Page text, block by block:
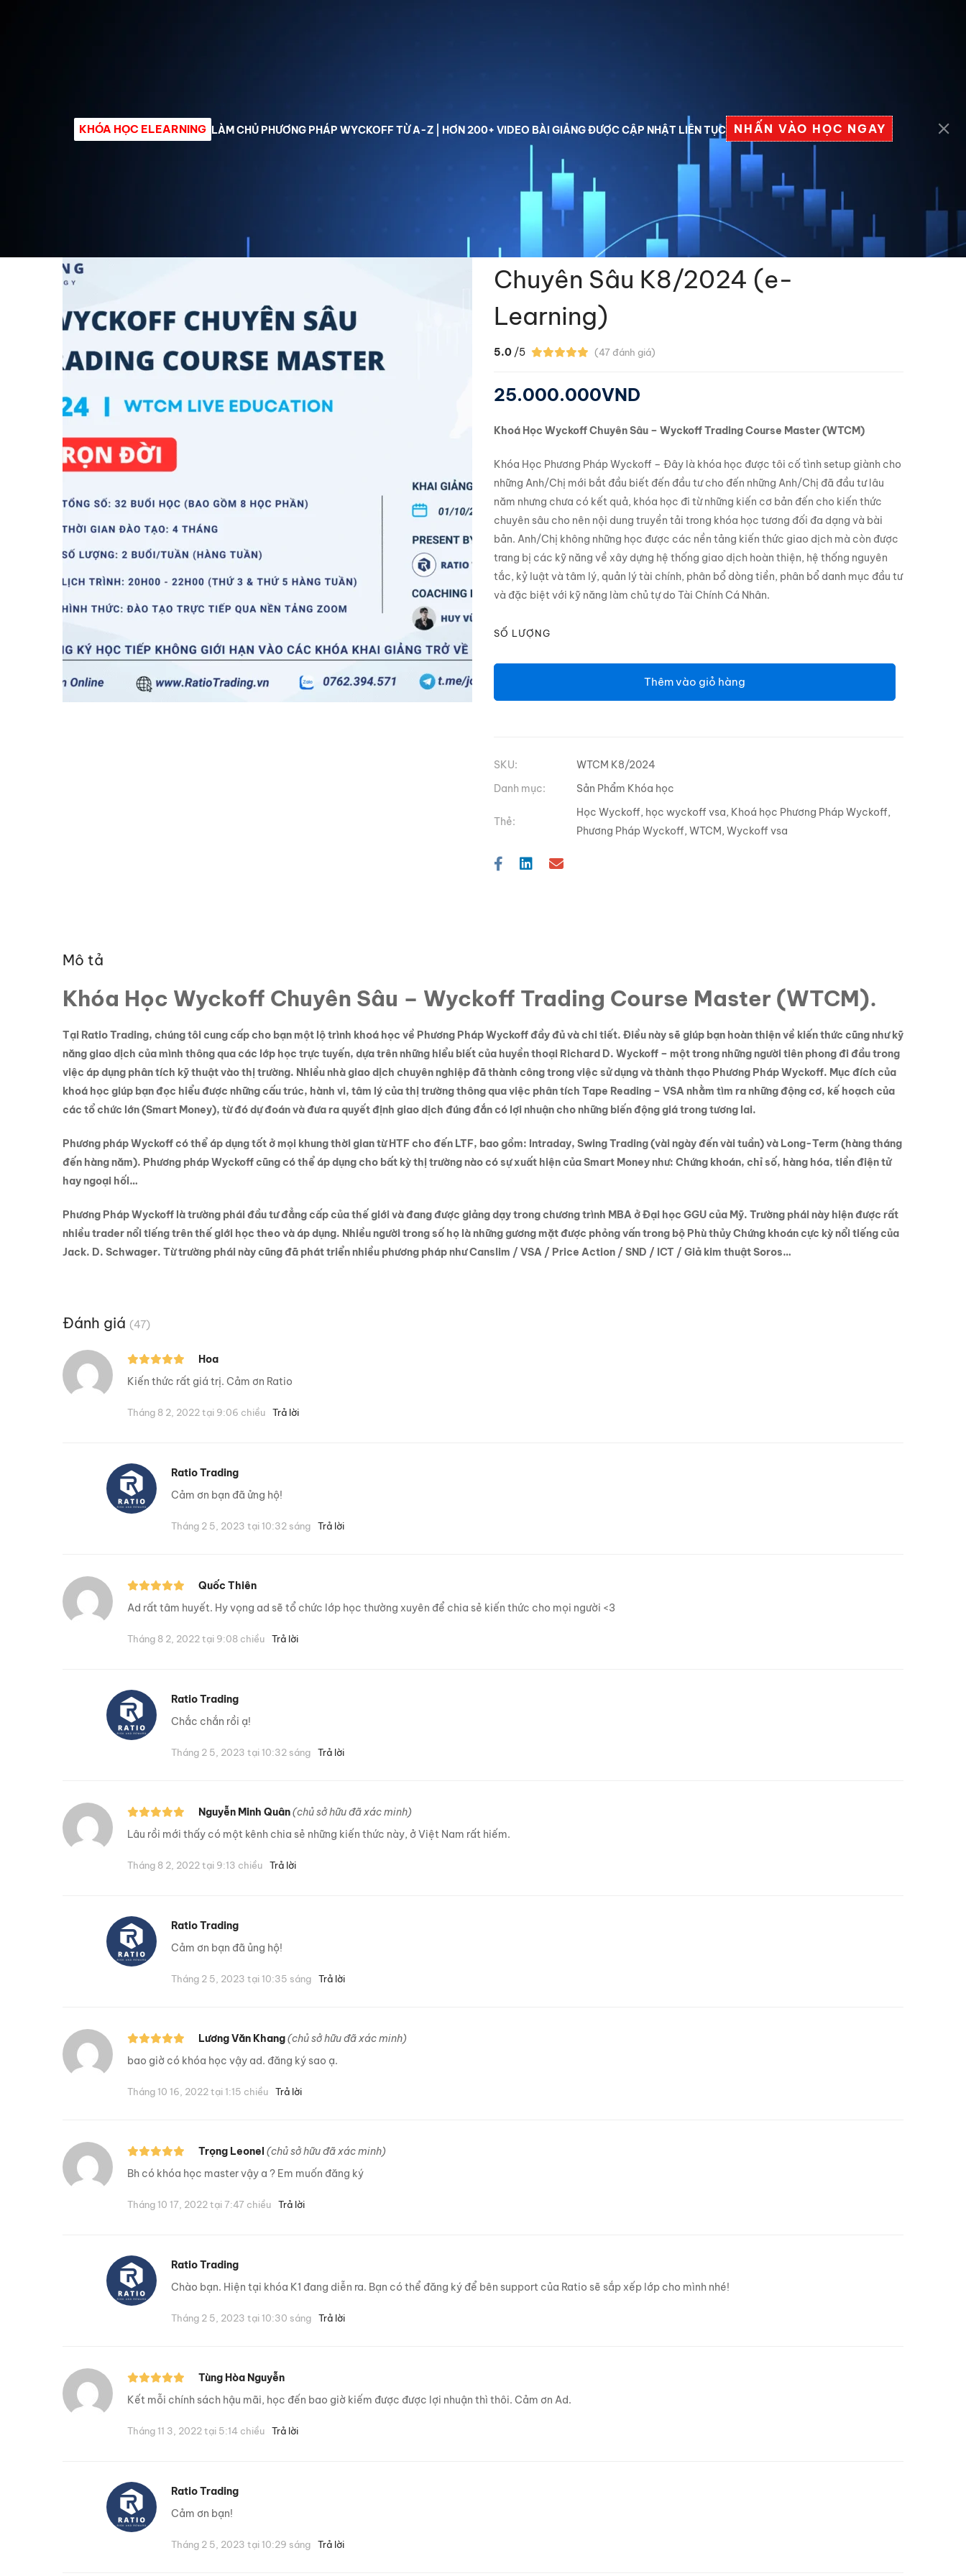
Xem thêm
Khóa Học Phương Pháp Wyckoff Chuyên Sâu K8/2024 (e-Learning)
Khóa Học Phương Pháp Wyckoff
Chuyên Sâu K8/2024 (e-
Learning)
5.0 /5 (47 đánh giá)
25.000.000VND
Khoá Học Wyckoff Chuyên Sâu – Wyckoff Trading Course Master (WTCM)
Khóa Học Phương Pháp Wyckoff – Đây là khóa học được tôi cố tình setup giành cho
những Anh/Chị mới bắt đầu biết đến đầu tư cho đến những Anh/Chị đã đầu tư lâu
năm nhưng chưa có kết quả, khóa học đi từ những kiến cơ bản đến cho kiến thức
chuyên sâu cho nên nội dung truyền tải trong khóa học tương đối đa dạng và bài
bản. Anh/Chị không những học được các nền tảng kiến thức giao dịch mà còn được
trang bị các kỹ năng về xây dựng hệ thống giao dịch hoàn thiện, hệ thống nguyên
tắc, kỷ luật và tâm lý, quản lý tài chính, phân bổ dòng tiền, phân bổ danh mục đầu tư
và đặc biệt với kỹ năng làm chủ tự do Tài Chính Cá Nhân.
SỐ LƯỢNG
Thêm vào giỏ hàng
SKU:
WTCM K8/2024
Danh mục:
Sản Phẩm Khóa học
Thẻ:
Học Wyckoff, học wyckoff vsa, Khoá học Phương Pháp Wyckoff,
Phương Pháp Wyckoff, WTCM, Wyckoff vsa
Mô tả
Khóa Học Wyckoff Chuyên Sâu – Wyckoff Trading Course Master (WTCM).
Tại Ratio Trading, chúng tôi cung cấp cho bạn một lộ trình khoá học về Phương Pháp Wyckoff đầy đủ và chi tiết. Điều này sẽ giúp bạn hoàn thiện về kiến thức cũng như kỹ
năng giao dịch của mình thông qua các lớp học trực tuyến, dựa trên những hiểu biết của huyền thoại Richard D. Wyckoff – một trong những người tiên phong đi đầu trong
việc áp dụng phân tích kỹ thuật vào thị trường. Nhiều nhà giao dịch chuyên nghiệp đã thành công trong việc sử dụng và thành thạo Phương Pháp Wyckoff. Mục đích của
khoá học giúp bạn đọc hiểu được những cấu trúc, hành vi, tâm lý của thị trường thông qua việc phân tích Tape Reading – VSA nhằm tìm ra những động cơ, kế hoạch của
các tổ chức lớn (Smart Money), từ đó dự đoán và đưa ra quyết định giao dịch đúng đắn có lợi nhuận cho những biến động giá trong tương lai.
Phương pháp Wyckoff có thể áp dụng tốt ở mọi khung thời gian từ HTF cho đến LTF, bao gồm: Intraday, Swing Trading (vài ngày đến vài tuần) và Long-Term (hàng tháng
đến hàng năm). Phương pháp Wyckoff cũng có thể áp dụng cho bất kỳ thị trường nào có sự xuất hiện của Smart Money như: Chứng khoán, chỉ số, hàng hóa, tiền điện tử
hay ngoại hối…
Phương Pháp Wyckoff là trường phái đầu tư đẳng cấp của thế giới và đang được giảng dạy trong chương trình MBA ở Đại học GGU của Mỹ. Trường phái này hiện được rất
nhiều trader nổi tiếng trên thế giới học theo và áp dụng. Nhiều người trong số họ là những gương mặt được phỏng vấn trong bộ Phù thủy Chứng khoán cực kỳ nổi tiếng của
Jack. D. Schwager. Từ trường phái này cũng đã phát triển nhiều phương pháp như Canslim / VSA / Price Action / SND / ICT / Giả kim thuật Soros…
Đánh giá (47)
Hoa
Kiến thức rất giá trị. Cảm ơn Ratio
Tháng 8 2, 2022 tại 9:06 chiều Trả lời
Ratio Trading
Cảm ơn bạn đã ửng hộ!
Tháng 2 5, 2023 tại 10:32 sáng Trả lời
Quốc Thiên
Ad rất tâm huyết. Hy vọng ad sẽ tổ chức lớp học thường xuyên để chia sẻ kiến thức cho mọi người <3
Tháng 8 2, 2022 tại 9:08 chiều Trả lời
Ratio Trading
Chắc chắn rồi ạ!
Tháng 2 5, 2023 tại 10:32 sáng Trả lời
Nguyễn Minh Quân(chủ sở hữu đã xác minh)
Lâu rồi mới thấy có một kênh chia sẻ những kiến thức này, ở Việt Nam rất hiếm.
Tháng 8 2, 2022 tại 9:13 chiều Trả lời
Ratio Trading
Cảm ơn bạn đã ủng hộ!
Tháng 2 5, 2023 tại 10:35 sáng Trả lời
Lương Văn Khang(chủ sở hữu đã xác minh)
bao giờ có khóa học vậy ad. đăng ký sao ạ.
Tháng 10 16, 2022 tại 1:15 chiều Trả lời
Trọng Leonel (chủ sở hữu đã xác minh)
Bh có khóa học master vậy a ? Em muốn đăng ký
Tháng 10 17, 2022 tại 7:47 chiều Trả lời
Ratio Trading
Chào bạn. Hiện tại khóa K1 đang diễn ra. Bạn có thể đăng ký để bên support của Ratio sẽ sắp xếp lớp cho mình nhé!
Tháng 2 5, 2023 tại 10:30 sáng Trả lời
Tùng Hòa Nguyễn
Kết mỗi chính sách hậu mãi, học đến bao giờ kiếm được được lợi nhuận thì thôi. Cảm ơn Ad.
Tháng 11 3, 2022 tại 5:14 chiều Trả lời
Ratio Trading
Cảm ơn bạn!
Tháng 2 5, 2023 tại 10:29 sáng Trả lời
KHÓA HỌC ELEARNING LÀM CHỦ PHƯƠNG PHÁP WYCKOFF TỪ A-Z | HƠN 200+ VIDEO BÀI GIẢNG ĐƯỢC CẬP NHẬT LIÊN TỤC NHẤN VÀO HỌC NGAY